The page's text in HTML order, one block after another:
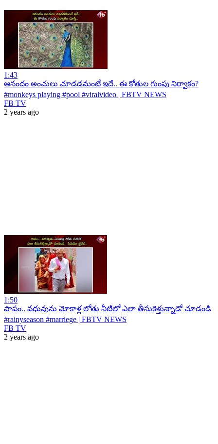
1:43
ఆనందం అంచులు చూడడమంటే ఇదే.. ఈ కోతుల గుంపు నిర్వాకం?
#monkeys playing #pool #viralvideo | FBTV NEWS
FB TV
2 years ago
1:50
పాపం.. వధువును మోకాళ్ల లోతు నీటిలో ఎలా తీసుకెళ్తున్నాడో చూడండి
#rainyseason #marriege | FBTV NEWS
FB TV
2 years ago